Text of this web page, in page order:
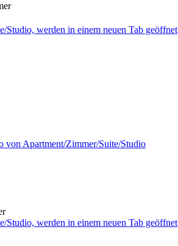
Studio, werden in einem neuen Tab geöffnet
von Apartment/Zimmer/Suite/Studio
Studio, werden in einem neuen Tab geöffnet